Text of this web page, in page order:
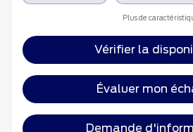
Plus de
Vérifier la
Évaluer mon
Demande